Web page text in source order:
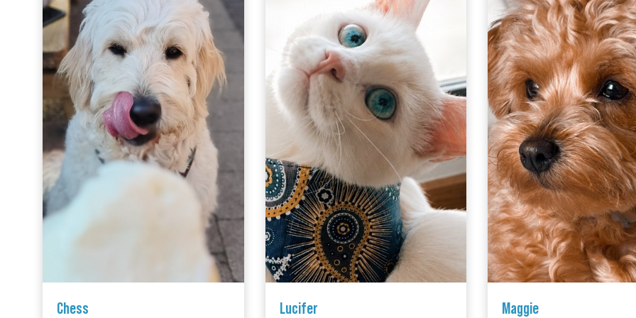
Chess Lucifer Maggie